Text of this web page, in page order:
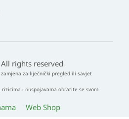
rights reserved
za liječnički pregled ili savjet
i nuspojavama obratite se svom
Web Shop